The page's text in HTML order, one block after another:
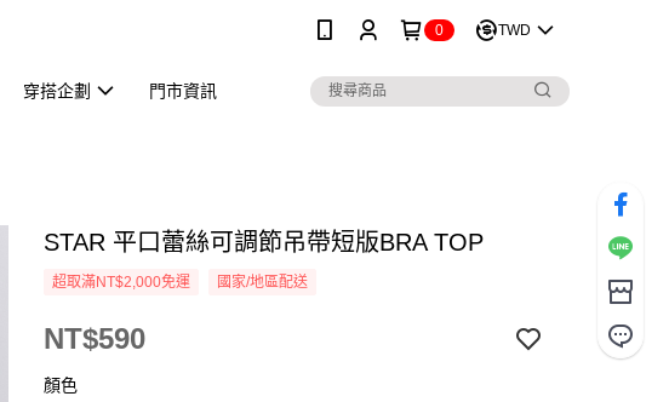
0 TWD
穿搭企劃 門市資訊
STAR 平口蕾絲可調節吊帶短版BRA TOP
超取滿NT$2,000免運 國家/地區配送
NT$590
顏色